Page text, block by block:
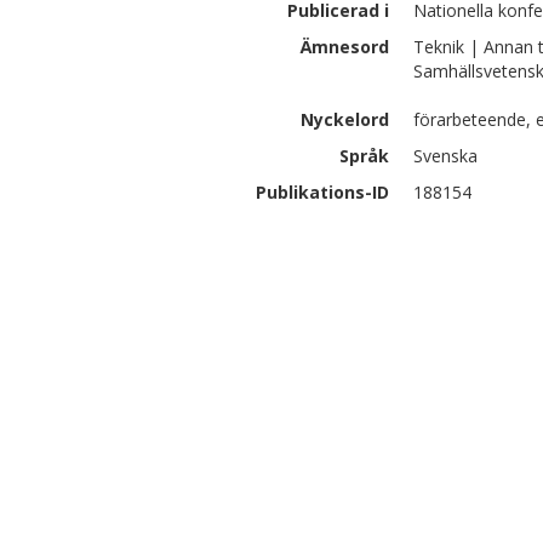
Publicerad i
Nationella
Ämnesord
Teknik | Annan
Nyckelord
förarbeteende,
Språk
Svenska
Publikations-ID
188154